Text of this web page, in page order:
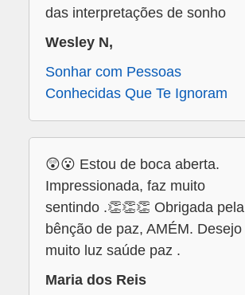
das interpretações de sonho
Wesley N,
Sonhar com Pessoas
Conhecidas Que Te Ignoram
😲😮 Estou de boca aberta.
Impressionada, faz muito
sentindo .👏👏👏 Obrigada pela
bênção de paz, AMÉM. Desejo
muito luz saúde paz .
Maria dos Reis